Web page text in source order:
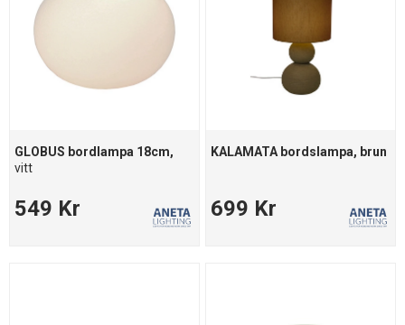
GLOBUS bordlampa 18cm,
vitt
549 Kr
KALAMATA bordslampa, brun
699 Kr